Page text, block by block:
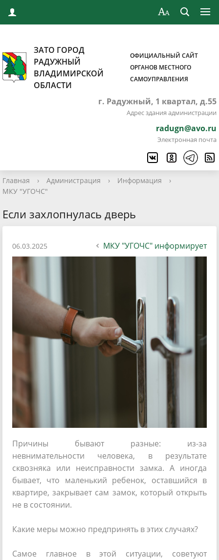
ЗАТО ГОРОД
РАДУЖНЫЙ
ВЛАДИМИРСКОЙ
ОБЛАСТИ
ОФИЦИАЛЬНЫЙ САЙТ
ОРГАНОВ МЕСТНОГО
САМОУПРАВЛЕНИЯ
г. Радужный, 1 квартал, д.55
Адрес здания администрации
radugn@avo.ru
Электронная почта
Главная › Администрация › Информация
›
МКУ "УГОЧС"
Если захлопнулась дверь
06.03.2025 МКУ "УГОЧС" информирует
Причины бывают разные: из-за
невнимательности человека, в результате
сквозняка или неисправности замка. А иногда
бывает, что маленький ребенок, оставшийся в
квартире, закрывает сам замок, который открыть
не в состоянии.
Какие меры можно предпринять в этих случаях?
Самое главное в этой ситуации, советуют